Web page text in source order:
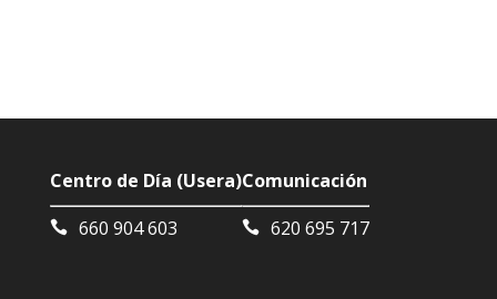
Centro de Día (Usera)
660 904 603
Comunicación
620 695 717